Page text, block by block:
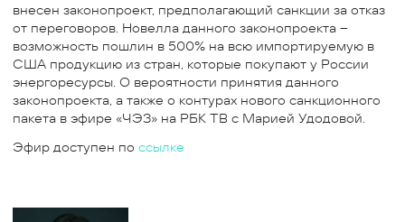
внесен законопроект, предполагающий санкции за отказ
от переговоров. Новелла данного законопроекта –
возможность пошлин в 500% на всю импортируемую в
США продукцию из стран, которые покупают у России
энергоресурсы. О вероятности принятия данного
законопроекта, а также о контурах нового санкционного
пакета в эфире «ЧЭЗ» на РБК ТВ с Марией Удодовой.
Эфир доступен по ссылке